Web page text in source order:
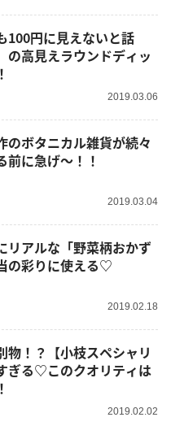
100円に見えないと話
の高見えラウンドディッ
2019.03.06
のボタニカル雑貨が続々
前に急げ～！！
2019.03.04
リアルな「野菜柄おかず
の彩りに使える♡
2019.02.18
物！？【小枝スペシャリ
ぎる♡このクオリティは
2019.02.02